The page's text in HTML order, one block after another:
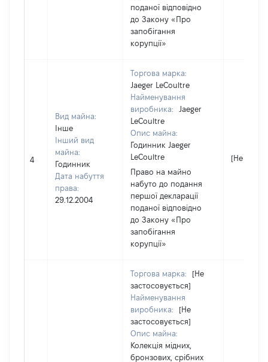
поданої відповідно
до Закону «Про
запобігання
корупції»
4
Вид майна:
Інше
Інший вид
майна:
Годинник
Дата набуття
права:
29.12.2004
Торгова марка:
Jaeger LeCoultre
Найменування
виробника:
Jaeger
LeCoultre
Опис майна:
Годинник Jaeger
LeCoultre
Право на майно
набуто до подання
першої декларації
поданої відповідно
до Закону «Про
запобігання
корупції»
[Не
Торгова марка:
[Не
застосовується]
Найменування
виробника:
[Не
застосовується]
Опис майна:
Колекція мідних,
бронзових, срібних